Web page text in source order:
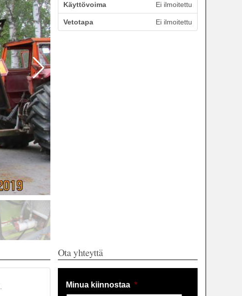
Käyttövoima Ei ilmoitettu
Vetotapa Ei ilmoitettu
Ota yhteyttä
Minua kiinnostaa *